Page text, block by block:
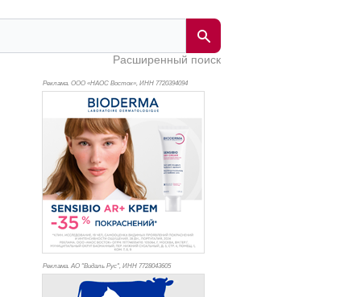
Расширенный поиск
Реклама. ООО «НАОС Восток», ИНН 7720394094
Реклама. АО "Видаль Рус", ИНН 7728043605